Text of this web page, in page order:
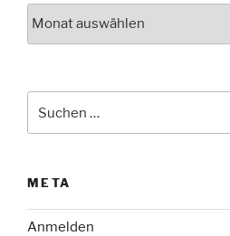
nach:
META
Anmelden